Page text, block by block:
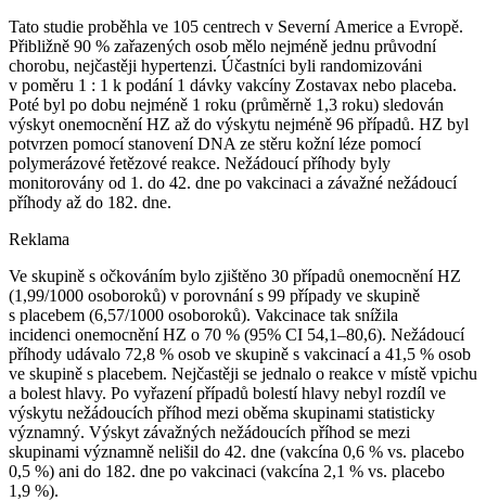
Tato studie proběhla ve 105 centrech v Severní Americe a Evropě.
Přibližně 90 % zařazených osob mělo nejméně jednu průvodní
chorobu, nejčastěji hypertenzi. Účastníci byli randomizováni
v poměru 1 : 1 k podání 1 dávky vakcíny Zostavax nebo placeba.
Poté byl po dobu nejméně 1 roku (průměrně 1,3 roku) sledován
výskyt onemocnění HZ až do výskytu nejméně 96 případů. HZ byl
potvrzen pomocí stanovení DNA ze stěru kožní léze pomocí
polymerázové řetězové reakce. Nežádoucí příhody byly
monitorovány od 1. do 42. dne po vakcinaci a závažné nežádoucí
příhody až do 182. dne.
Reklama
Ve skupině s očkováním bylo zjištěno 30 případů onemocnění HZ
(1,99/1000 osoboroků) v porovnání s 99 případy ve skupině
s placebem (6,57/1000 osoboroků). Vakcinace tak snížila
incidenci onemocnění HZ o 70 % (95% CI 54,1–80,6). Nežádoucí
příhody udávalo 72,8 % osob ve skupině s vakcinací a 41,5 % osob
ve skupině s placebem. Nejčastěji se jednalo o reakce v místě vpichu
a bolest hlavy. Po vyřazení případů bolestí hlavy nebyl rozdíl ve
výskytu nežádoucích příhod mezi oběma skupinami statisticky
významný. Výskyt závažných nežádoucích příhod se mezi
skupinami významně nelišil do 42. dne (vakcína 0,6 % vs. placebo
0,5 %) ani do 182. dne po vakcinaci (vakcína 2,1 % vs. placebo
1,9 %).